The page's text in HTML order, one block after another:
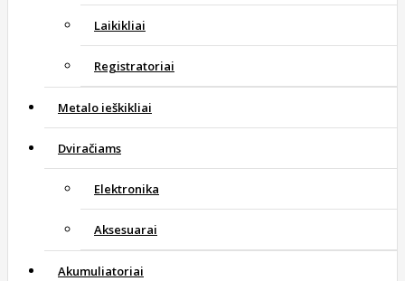
Laikikliai
Registratoriai
Metalo ieškikliai
Dviračiams
Elektronika
Aksesuarai
Akumuliatoriai